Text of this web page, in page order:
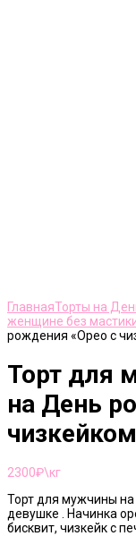
ГлавнаяТорты на
женщине без
рождения «Орео с
Торт для
на День
2300₽\кг
Торт для мужчины
девушке . Начинка
бисквит, чизкейк с